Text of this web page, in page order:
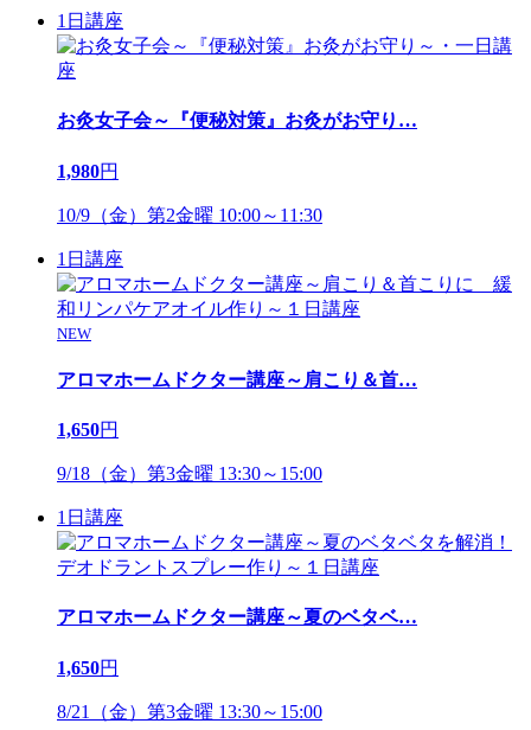
1日講座
お灸女子会～『便秘対策』お灸がお守り …
1,980円
10/9（金）第2金曜 10:00～11:30
1日講座
NEW
アロマホームドクター講座～肩こり＆首…
1,650円
9/18（金）第3金曜 13:30～15:00
1日講座
アロマホームドクター講座～夏のベタベ…
1,650円
8/21（金）第3金曜 13:30～15:00